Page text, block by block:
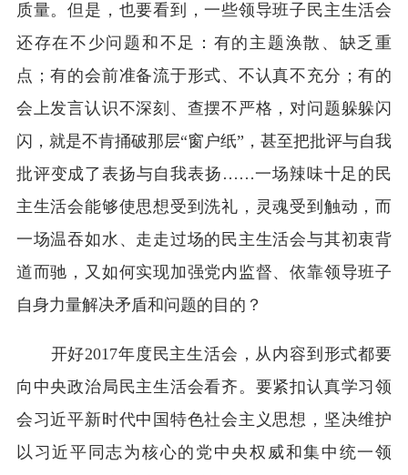
质量。但是，也要看到，一些领导班子民主生活会
还存在不少问题和不足：有的主题涣散、缺乏重
点；有的会前准备流于形式、不认真不充分；有的
会上发言认识不深刻、查摆不严格，对问题躲躲闪
闪，就是不肯捅破那层“窗户纸”，甚至把批评与自我
批评变成了表扬与自我表扬……一场辣味十足的民
主生活会能够使思想受到洗礼，灵魂受到触动，而
一场温吞如水、走走过场的民主生活会与其初衷背
道而驰，又如何实现加强党内监督、依靠领导班子
自身力量解决矛盾和问题的目的？
开好2017年度民主生活会，从内容到形式都要
向中央政治局民主生活会看齐。要紧扣认真学习领
会习近平新时代中国特色社会主义思想，坚决维护
以习近平同志为核心的党中央权威和集中统一领